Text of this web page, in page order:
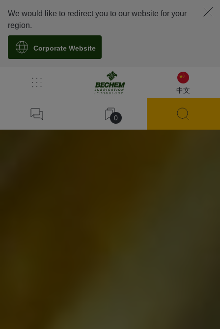
中文
0
We would like to redirect you to our website for your
region.
Corporate Website